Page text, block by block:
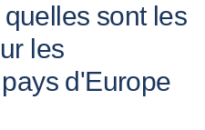
sont les
les
d'Europe